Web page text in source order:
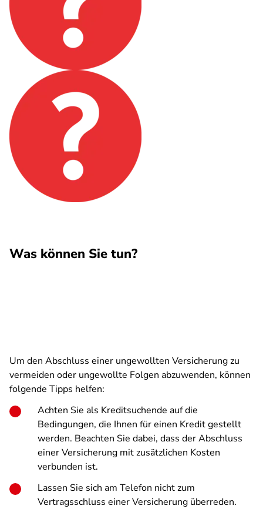
Was können Sie tun?
Um den Abschluss einer ungewollten Versicherung zu
vermeiden oder ungewollte Folgen abzuwenden, können
folgende Tipps helfen:
Achten Sie als Kreditsuchende auf die
Bedingungen, die Ihnen für einen Kredit gestellt
werden. Beachten Sie dabei, dass der Abschluss
einer Versicherung mit zusätzlichen Kosten
verbunden ist.
Lassen Sie sich am Telefon nicht zum
Vertragsschluss einer Versicherung überreden.